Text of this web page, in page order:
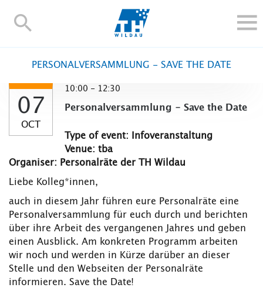
TH-
ALUMNI
UNIVERSITY
INTERNATIONAL
Contact and directions Webmail Moodle
PERSONALVERSAMMLUNG - SAVE THE DATE
07
OCT
10:00 - 12:30
Personalversammlung - Save the Date
Type of event: Infoveranstaltung
Venue: tba
Organiser: Personalräte der TH Wildau
Liebe Kolleg*innen,
auch in diesem Jahr führen eure Personalräte eine
Personalversammlung für euch durch und berichten
über ihre Arbeit des vergangenen Jahres und geben
einen Ausblick. Am konkreten Programm arbeiten
wir noch und werden in Kürze darüber an dieser
Stelle und den Webseiten der Personalräte
informieren. Save the Date!